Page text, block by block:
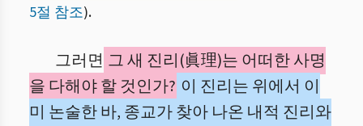
5절 참조).
그러면 그 새 진리(眞理)는 어떠한 사명
을 다해야 할 것인가? 이 진리는 위에서 이
미 논술한 바, 종교가 찾아 나온 내적 진리와